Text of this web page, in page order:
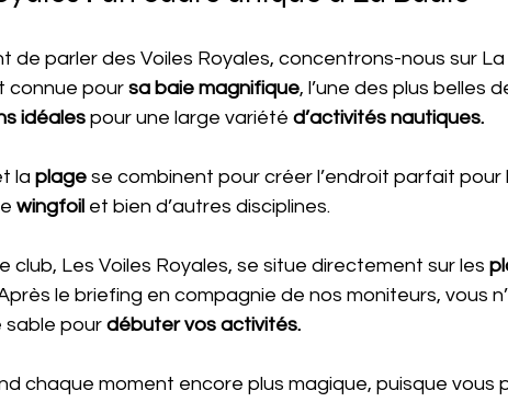
de parler des Voiles Royales, concentrons-nous sur
connue pour sa baie magnifique, l’une des plus belles
idéales pour une large variété d’activités nautiques.
la plage se combinent pour créer l’endroit parfait pour
wingfoil et bien d’autres disciplines.
club, Les Voiles Royales, se situe directement sur les
le briefing en compagnie de nos moniteurs, vous
sable pour débuter vos activités.
chaque moment encore plus magique, puisque vous